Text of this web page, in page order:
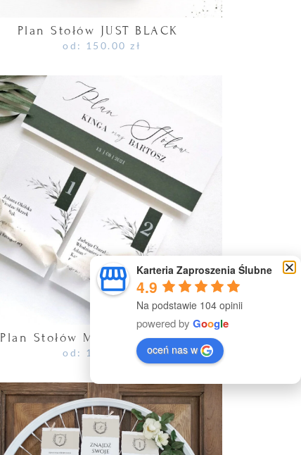
Plan Stołów JUST BLACK
od: 150.00zł
Plan Stołów MODERN LEAVES
od: 150.00 zł
Karteria Zaproszenia Ślubne
4.9
Na podstawie 104 opinii
powered by Google
oceń nas w